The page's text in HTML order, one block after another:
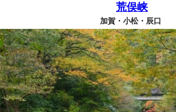
荒俣峡
加賀・小松・辰口